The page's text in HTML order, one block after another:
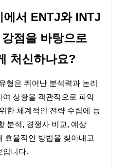
에서 ENTJ와 INTJ
점을 바탕으로
처신하나요?
형은 뛰어난 분석력과 논리
여 상황을 객관적으로 파악
한 체계적인 전략 수립에 능
분석, 경쟁사 비교, 예상
효율적인 방법을 찾아내고
입니다.